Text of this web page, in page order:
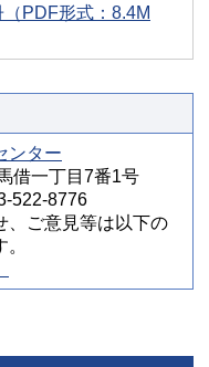
PDF形式：8.4M
ンター
借一丁目7番1号
522-8776
、ご意見等は以下の